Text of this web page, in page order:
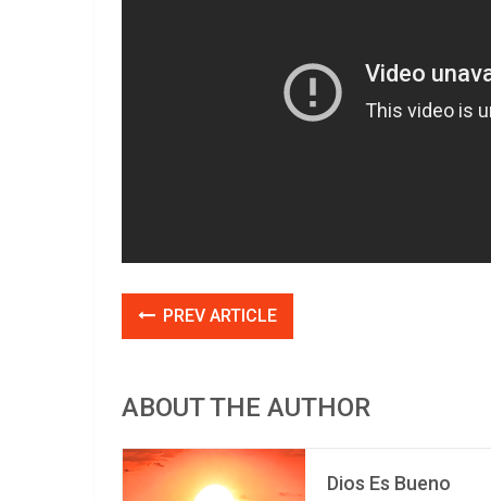
PREV ARTICLE
ABOUT THE AUTHOR
Dios Es Bueno